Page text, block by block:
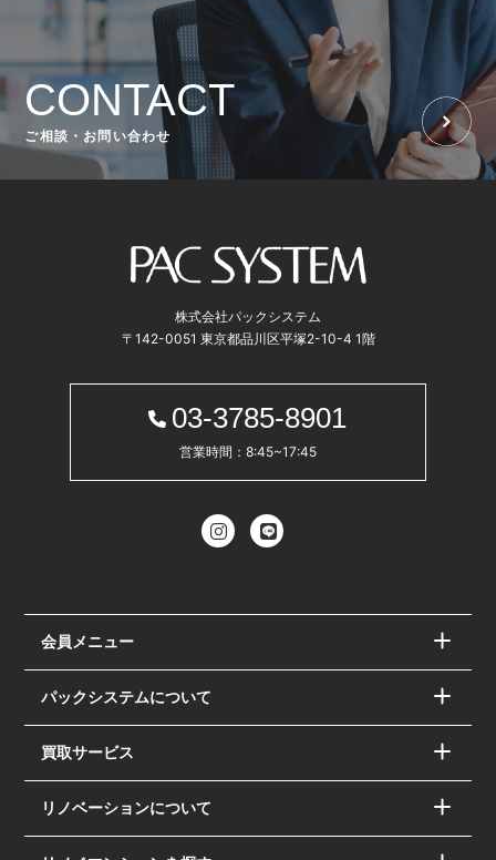
CONTACT
ご相談・お問い合わせ
株式会社パックシステム
〒142-0051 東京都品川区平塚2-10-4 1階
03-3785-8901
営業時間：8:45~17:45
会員メニュー
パックシステムについて
買取サービス
リノベーションについて